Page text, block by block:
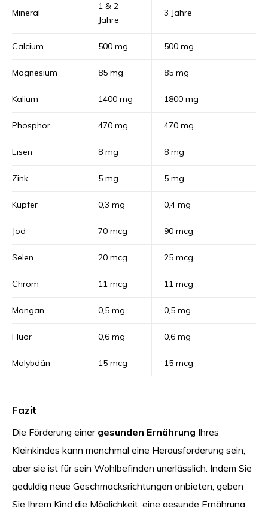
Mineral
1 & 2
Jahre
3 Jahre
Calcium 500 mg 500 mg
Magnesium 85 mg 85 mg
Kalium 1400 mg 1800 mg
Phosphor 470 mg 470 mg
Eisen 8 mg 8 mg
Zink 5 mg 5 mg
Kupfer 0,3 mg 0,4 mg
Jod 70 mcg 90 mcg
Selen 20 mcg 25 mcg
Chrom 11 mcg 11 mcg
Mangan 0,5 mg 0,5 mg
Fluor 0,6 mg 0,6 mg
Molybdän 15 mcg 15 mcg
Fazit
Die Förderung einer gesunden Ernährung Ihres
Kleinkindes kann manchmal eine Herausforderung sein,
aber sie ist für sein Wohlbefinden unerlässlich. Indem Sie
geduldig neue Geschmacksrichtungen anbieten, geben
Sie Ihrem Kind die Möglichkeit, eine gesunde Ernährung